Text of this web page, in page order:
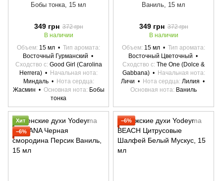
Бобы тонка, 15 мл
349 грн 372 грн
В наличии
Объем 15 мл
Тип аромата
Восточный Гурманский
Сходство с Good Girl (Carolina
Herrera)
Начальная нота
Миндаль
Нота сердца
Жасмин
Основная нота
Бобы
тонка
Ваниль, 15 мл
349 грн 372 грн
В наличии
Объем 15 мл
Тип аромата
Восточный Цветочный
Сходство с The One (Dolce &
Gabbana)
Начальная нота
Личи
Нота сердца Лилия
Основная нота Ваниль
Хит
−6%
−6%